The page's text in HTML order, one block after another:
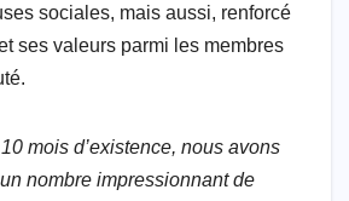
sociales, mais aussi, renforcé
ses valeurs parmi les membres
mois d’existence, nous avons
nombre impressionnant de